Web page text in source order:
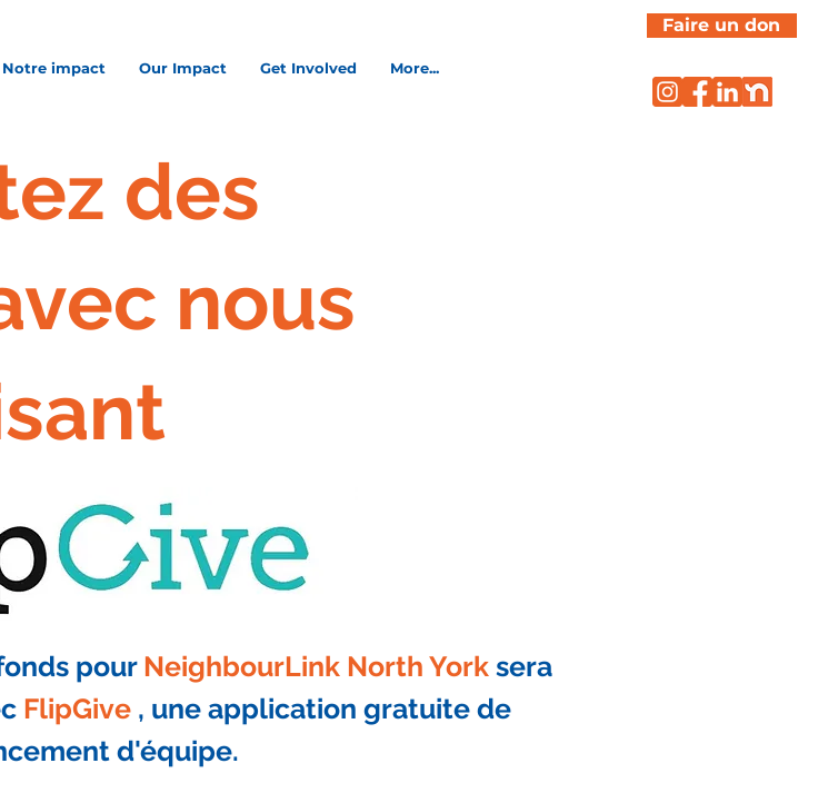
Notre impact Our Impact Get Involved More...
Faire un don
des
nous
pourNeighbourLink North York sera
FlipGive, une application gratuite de
d'équipe.